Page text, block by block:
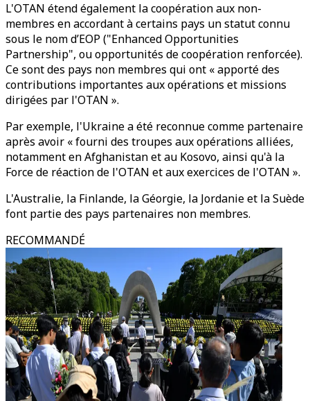
L'OTAN étend également la coopération aux non-
membres en accordant à certains pays un statut connu
sous le nom d’EOP ("Enhanced Opportunities
Partnership", ou opportunités de coopération renforcée).
Ce sont des pays non membres qui ont « apporté des
contributions importantes aux opérations et missions
dirigées par l'OTAN ».
Par exemple, l'Ukraine a été reconnue comme partenaire
après avoir « fourni des troupes aux opérations alliées,
notamment en Afghanistan et au Kosovo, ainsi qu'à la
Force de réaction de l'OTAN et aux exercices de l'OTAN ».
L'Australie, la Finlande, la Géorgie, la Jordanie et la Suède
font partie des pays partenaires non membres.
RECOMMANDÉ